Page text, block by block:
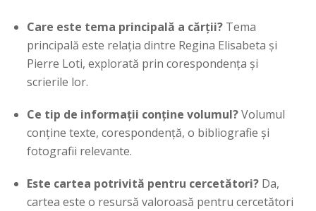
Care este tema principală a cărții? Tema
principală este relația dintre Regina Elisabeta și
Pierre Loti, explorată prin corespondența și
scrierile lor.
Ce tip de informații conține volumul?Volumul
conține texte, corespondență, o bibliografie și
fotografii relevante.
Este cartea potrivită pentru cercetători? Da,
cartea este o resursă valoroasă pentru cercetători